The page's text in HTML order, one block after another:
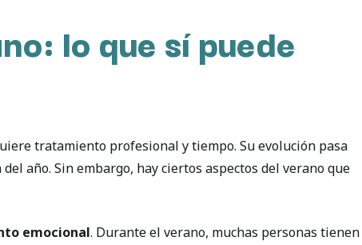
lo que sí puede
tratamiento profesional y tiempo. Su evolución pasa
año. Sin embargo, hay ciertos aspectos del verano que
emocional. Durante el verano, muchas personas tienen